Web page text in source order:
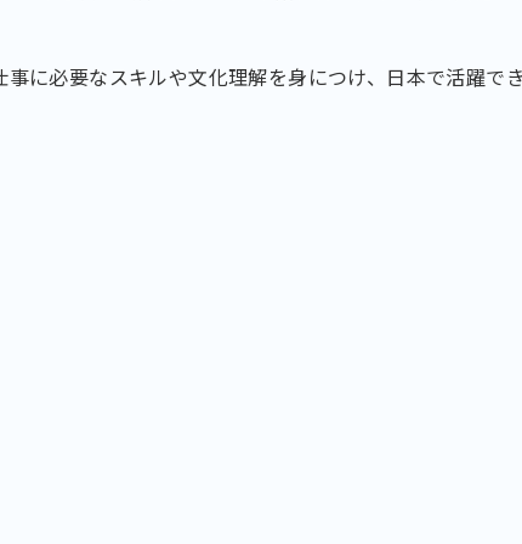
に必要なスキルや文化理解を身につけ、日本で活躍で